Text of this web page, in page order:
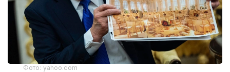
Фото: yahoo.com